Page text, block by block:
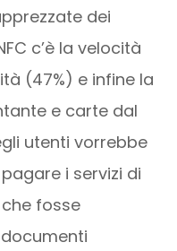
dei
c’è la velocità
(47%) e infine la
e carte dal
utenti vorrebbe
i servizi di
fosse